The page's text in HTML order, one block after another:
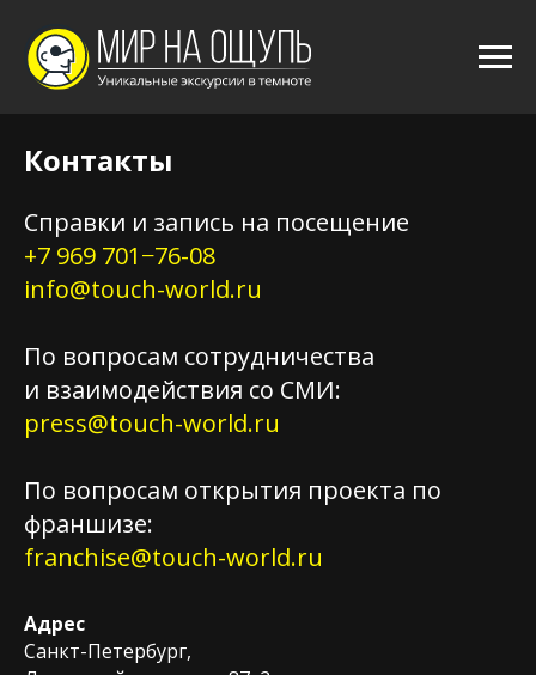
Контакты
Справки и запись на посещение
+7 969 701−76-08
info@touch-world.ru
По вопросам сотрудничества
и взаимодействия со СМИ:
press@touch-world.ru
По вопросам открытия проекта по
франшизе:
franchise@touch-world.ru
Адрес
Санкт-Петербург,